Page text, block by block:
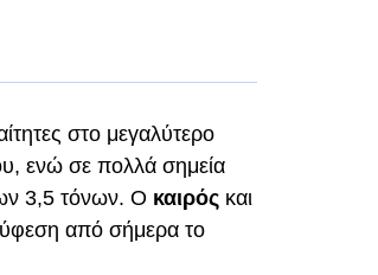
στο μεγαλύτερο
ενώ σε πολλά σημεία
3,5 τόνων. Ο καιρός και
ύφεση από σήμερα το